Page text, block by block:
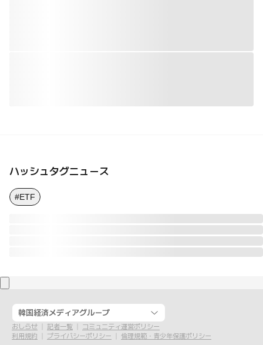
ハッシュタグニュース
#ETF
韓国経済メディアグループ
おしらせ 記者一覧
コミュニティ運営ポリシー
利用規約
プライバシーポリシー 倫理規範・青少年保護ポリシー